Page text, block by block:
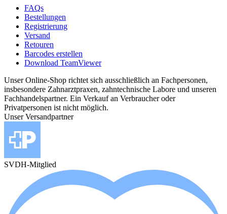
FAQs
Bestellungen
Registrierung
Versand
Retouren
Barcodes erstellen
Download TeamViewer
Unser Online-Shop richtet sich ausschließlich an Fachpersonen,
insbesondere Zahnarztpraxen, zahntechnische Labore und unseren
Fachhandelspartner. Ein Verkauf an Verbraucher oder
Privatpersonen ist nicht möglich.
Unser Versandpartner
SVDH-Mitglied